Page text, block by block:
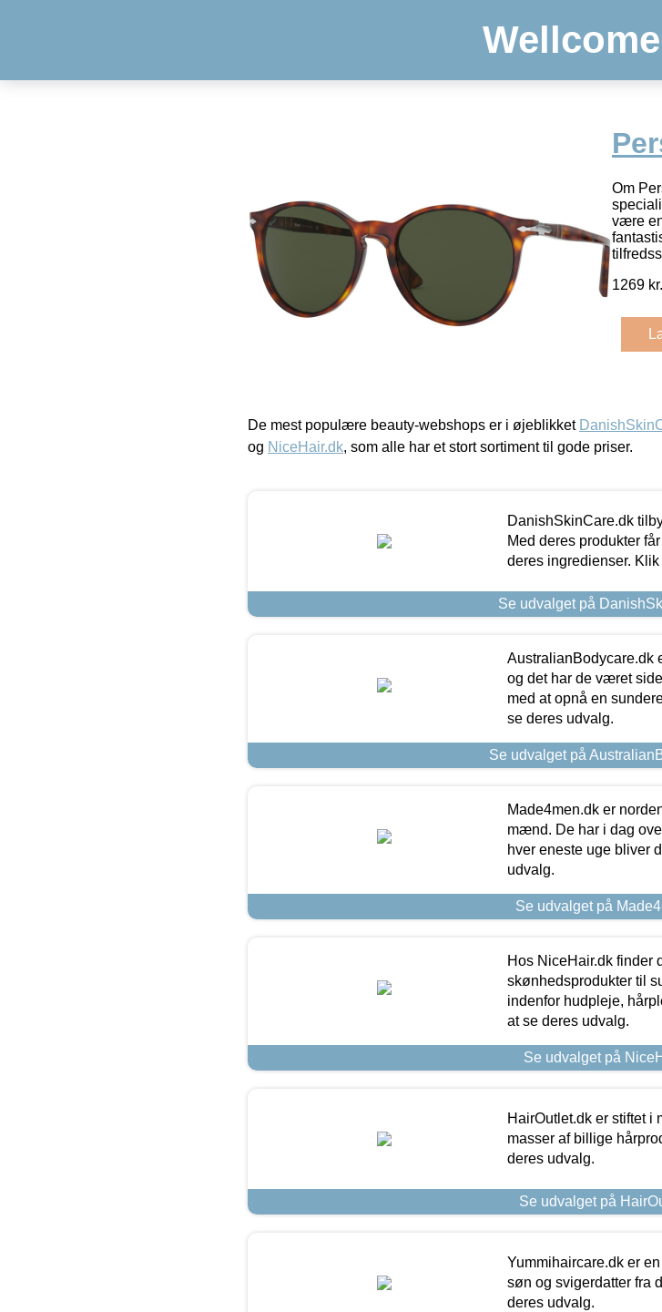
Om
være
1269 kr.
De mest populære beauty-webshops er i øjeblikket
og NiceHair.dk, som alle har et stort sortiment til gode priser.
DanishSkinCare.dk
Med deres produkter
deres ingredienser.
Se udvalget på
AustralianBodycare.dk
og det har de været
med at opnå en
se deres udvalg.
Se udvalget på
Made4men.dk er
mænd. De har i dag
hver eneste uge bliver
udvalg.
Se udvalget på
Hos NiceHair.dk finder
skønhedsprodukter til
indenfor hudpleje,
at se deres udvalg.
Se udvalget på
HairOutlet.dk er stiftet i
masser af billige
deres udvalg.
Se udvalget på
Yummihaircare.dk er
søn og svigerdatter fra
deres udvalg.